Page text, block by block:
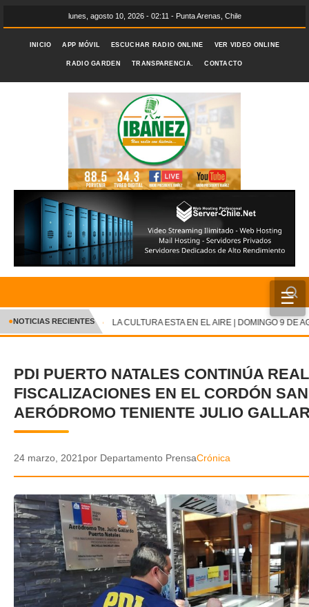
lunes, agosto 10, 2026 - 02:11 - Punta Arenas, Chile
INICIO APP MÓVIL ESCUCHAR RADIO ONLINE VER VIDEO ONLINE
RADIO GARDEN TRANSPARENCIA. CONTACTO
☰
INICIO
CRÓNICA
DEPORTES
ENTRETENIMIENTO Y CULTURA
AUDIOS
VIDEOS
GALERIA DE FOTOS
APP MÓVIL
✕
●NOTICIAS RECIENTES LA CULTURA ESTA EN EL AIRE | DOMINGO 9 DE
PDI PUERTO NATALES CONTINÚA
FISCALIZACIONES EN EL CORDÓN
AERÓDROMO TENIENTE JULIO
24 marzo, 2021por Departamento PrensaCrónica